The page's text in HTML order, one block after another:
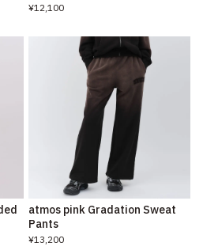
¥12,100
atmos pink Gradation Sweat
Pants
¥13,200